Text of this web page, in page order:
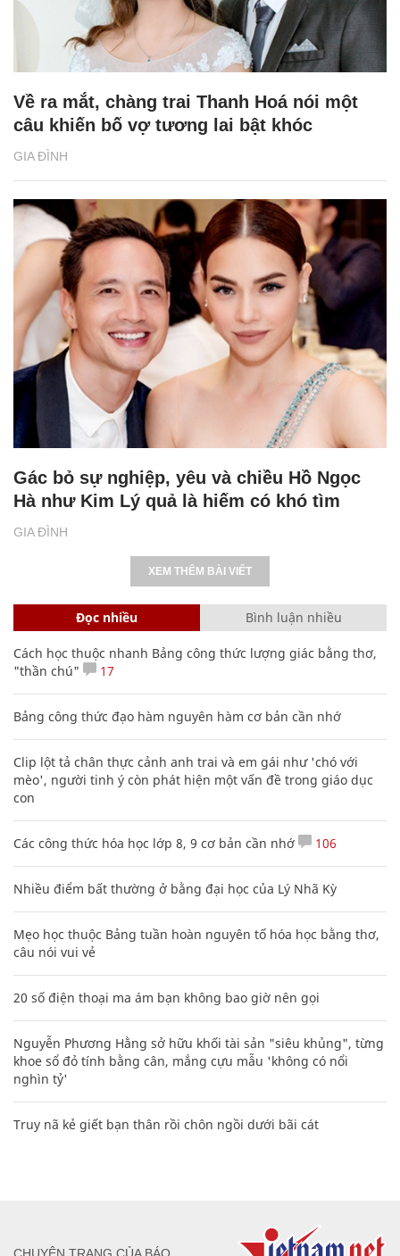
GIA ĐÌNH
Về ra mắt, chàng trai Thanh Hoá nói một
câu khiến bố vợ tương lai bật khóc
GIA ĐÌNH
Gác bỏ sự nghiệp, yêu và chiều Hồ Ngọc
Hà như Kim Lý quả là hiếm có khó tìm
XEM THÊM BÀI VIẾT
Đọc nhiều Bình luận nhiều
Cách học thuộc nhanh Bảng công thức lượng giác bằng thơ,
"thần chú"
17
Bảng công thức đạo hàm nguyên hàm cơ bản cần nhớ
Clip lột tả chân thực cảnh anh trai và em gái như 'chó với
mèo', người tinh ý còn phát hiện một vấn đề trong giáo dục
con
Các công thức hóa học lớp 8, 9 cơ bản cần nhớ 106
Nhiều điểm bất thường ở bằng đại học của Lý Nhã Kỳ
Mẹo học thuộc Bảng tuần hoàn nguyên tố hóa học bằng thơ,
câu nói vui vẻ
20 số điện thoại ma ám bạn không bao giờ nên gọi
Nguyễn Phương Hằng sở hữu khối tài sản "siêu khủng", từng
khoe sổ đỏ tính bằng cân, mắng cựu mẫu 'không có nổi
nghìn tỷ'
Truy nã kẻ giết bạn thân rồi chôn ngồi dưới bãi cát